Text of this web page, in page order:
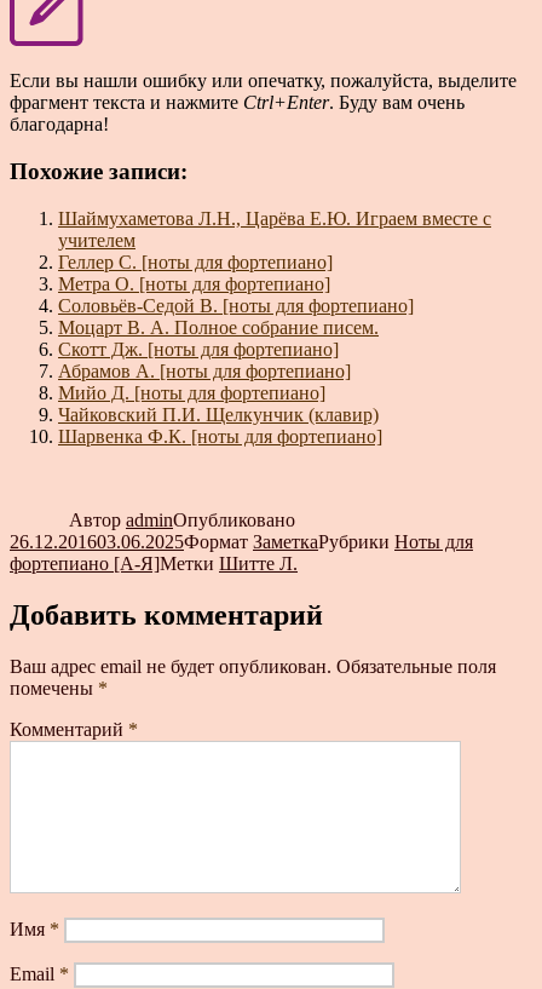
Если вы нашли ошибку или опечатку, пожалуйста, выделите
фрагмент текста и нажмите Ctrl+Enter. Буду вам очень
благодарна!
Похожие записи:
Шаймухаметова Л.Н., Царёва Е.Ю. Играем вместе с
учителем
Геллер С. [ноты для фортепиано]
Метра О. [ноты для фортепиано]
Соловьёв-Седой В. [ноты для фортепиано]
Моцарт В. А. Полное собрание писем.
Скотт Дж. [ноты для фортепиано]
Абрамов А. [ноты для фортепиано]
Мийо Д. [ноты для фортепиано]
Чайковский П.И. Щелкунчик (клавир)
Шарвенка Ф.К. [ноты для фортепиано]
Автор adminОпубликовано
26.12.201603.06.2025Формат ЗаметкаРубрики Ноты для
фортепиано [А-Я]Метки Шитте Л.
Добавить комментарий
Ваш адрес email не будет опубликован. Обязательные поля
помечены *
Комментарий *
Имя *
Email *